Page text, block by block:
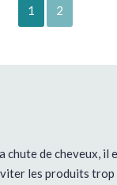
1 2
chute de cheveux,
les produits trop